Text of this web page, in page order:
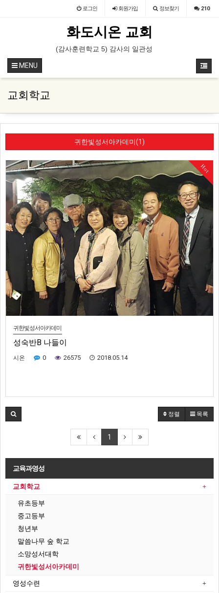
로그인 회원가입 정보찾기 210
화도시온 교회
(감사훈련학교 5) 감사의 일관성을 유지하는 훈련 (영상)
MENU
교회학교
귀한빛성서아카데미(1)
Hot
귀한빛성서아카데미
성숙반B 나들이
시온 0 26575 2018.05.14
정렬 목록
1
교육과영성
교회학교
유초등부
중고등부
청년부
말씀나무 숲 학교
소망성서대학
귀한빛성서아카데미
영성수련